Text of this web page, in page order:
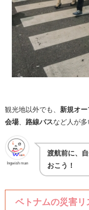
観光地以外でも、 新規オ
会場、 路線バス など人が多
Ingwish man
渡航前に、
おこう！
ベトナムの災害リ